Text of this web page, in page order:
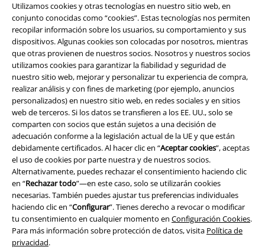
Utilizamos cookies y otras tecnologías en nuestro sitio web, en
conjunto conocidas como “cookies”. Estas tecnologías nos permiten
recopilar información sobre los usuarios, su comportamiento y sus
dispositivos. Algunas cookies son colocadas por nosotros, mientras
que otras provienen de nuestros socios. Nosotros y nuestros socios
utilizamos cookies para garantizar la fiabilidad y seguridad de
nuestro sitio web, mejorar y personalizar tu experiencia de compra,
realizar análisis y con fines de marketing (por ejemplo, anuncios
personalizados) en nuestro sitio web, en redes sociales y en sitios
web de terceros. Si los datos se transfieren a los EE. UU., solo se
comparten con socios que están sujetos a una decisión de
adecuación conforme a la legislación actual de la UE y que están
debidamente certificados. Al hacer clic en “Aceptar cookies”, aceptas
el uso de cookies por parte nuestra y de nuestros socios.
Alternativamente, puedes rechazar el consentimiento haciendo clic
en “Rechazar todo”—en este caso, solo se utilizarán cookies
necesarias. También puedes ajustar tus preferencias individuales
haciendo clic en “Configurar”. Tienes derecho a revocar o modificar
tu consentimiento en cualquier momento en Configuración Cookies.
Para más información sobre protección de datos, visita Política de
privacidad.
Legal
Términos y Condiciones
Aviso Legal
Ley protección de datos
Eliminación de residuos y protección del medioambiente